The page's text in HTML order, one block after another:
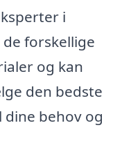
i
forskellige
og kan
den bedste
dine behov og